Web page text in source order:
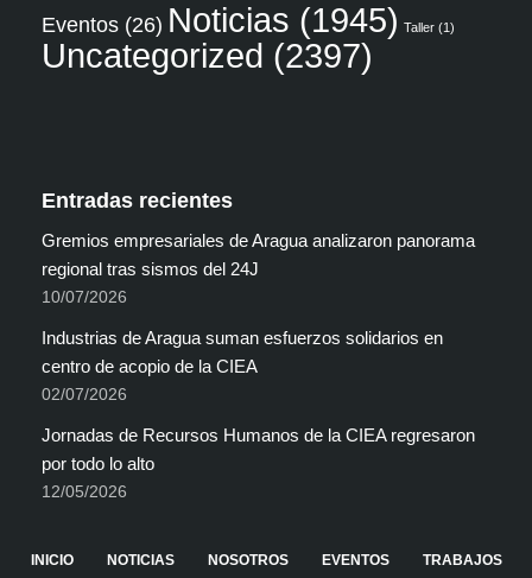
Eventos (26) Noticias (1945) Taller (1)
Uncategorized (2397)
Entradas recientes
Gremios empresariales de Aragua analizaron panorama
regional tras sismos del 24J
10/07/2026
Industrias de Aragua suman esfuerzos solidarios en
centro de acopio de la CIEA
02/07/2026
Jornadas de Recursos Humanos de la CIEA regresaron
por todo lo alto
12/05/2026
INICIO NOTICIAS NOSOTROS EVENTOS TRABAJOS